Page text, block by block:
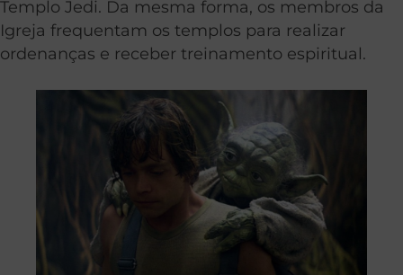
Templo Jedi. Da mesma forma, os membros da
Igreja frequentam os templos para realizar
ordenanças e receber treinamento espiritual.